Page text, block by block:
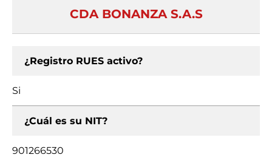
CDA BONANZA S.A.S
¿Registro RUES activo?
Si
¿Cuál es su NIT?
901266530